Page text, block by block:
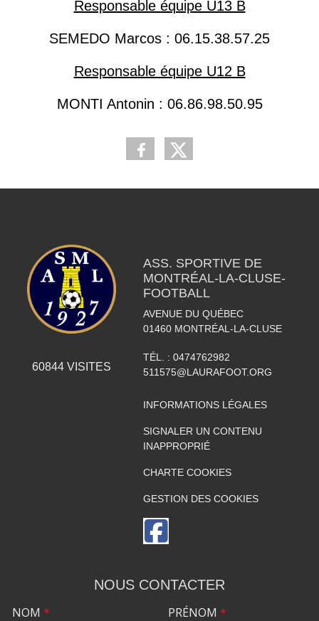
Responsable équipe U13 B
SEMEDO Marcos : 06.15.38.57.25
Responsable équipe U12 B
MONTI Antonin : 06.86.98.50.95
60844VISITES
ASS. SPORTIVE DE
MONTRÉAL-LA-CLUSE-
FOOTBALL
AVENUE DU QUÉBEC
01460 MONTRÉAL-LA-CLUSE
TÉL. : 0474762982
511575@LAURAFOOT.ORG
INFORMATIONS LÉGALES
SIGNALER UN CONTENU
INAPPROPRIÉ
CHARTE COOKIES
GESTION DES COOKIES
NOUS CONTACTER
NOM * PRÉNOM *